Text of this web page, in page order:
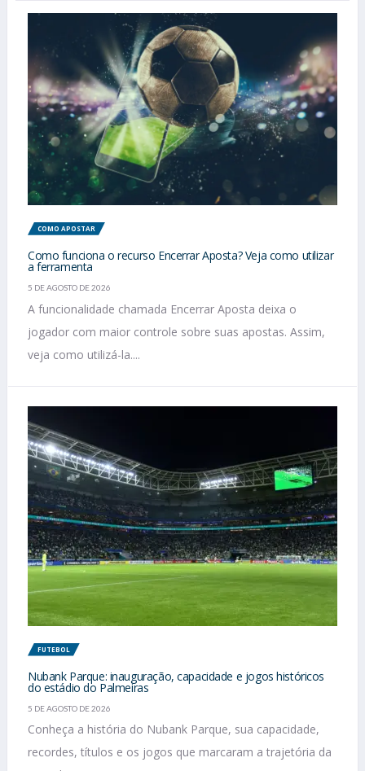
COMO APOSTAR
Como funciona o recurso Encerrar Aposta? Veja como utilizar
a ferramenta
5 DE AGOSTO DE 2026
A funcionalidade chamada Encerrar Aposta deixa o
jogador com maior controle sobre suas apostas. Assim,
veja como utilizá-la....
FUTEBOL
Nubank Parque: inauguração, capacidade e jogos históricos
do estádio do Palmeiras
5 DE AGOSTO DE 2026
Conheça a história do Nubank Parque, sua capacidade,
recordes, títulos e os jogos que marcaram a trajetória da